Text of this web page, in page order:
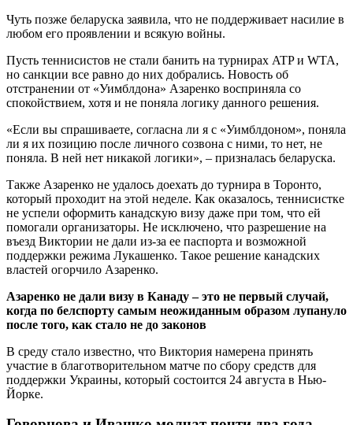
Чуть позже беларуска заявила, что не поддерживает насилие в
любом его проявлении и всякую войны.
Пусть теннисистов не стали банить на турнирах ATP и WTA,
но санкции все равно до них добрались. Новость об
отстранении от «Уимблдона» Азаренко восприняла со
спокойствием, хотя и не поняла логику данного решения.
«Если вы спрашиваете, согласна ли я с «Уимблдоном», поняла
ли я их позицию после личного созвона с ними, то нет, не
поняла. В ней нет никакой логики», – призналась беларуска.
Также Азаренко не удалось доехать до турнира в Торонто,
который проходит на этой неделе. Как оказалось, теннисистке
не успели оформить канадскую визу даже при том, что ей
помогали организаторы. Не исключено, что разрешение на
въезд Виктории не дали из-за ее паспорта и возможной
поддержки режима Лукашенко. Такое решение канадских
властей огорчило Азаренко.
Азаренко не дали визу в Канаду – это не первый случай,
когда по белспорту самым неожиданным образом лупануло
после того, как стало не до законов
В среду стало известно, что Виктория намерена принять
участие в благотворительном матче по сбору средств для
поддержки Украины, который состоится 24 августа в Нью-
Йорке.